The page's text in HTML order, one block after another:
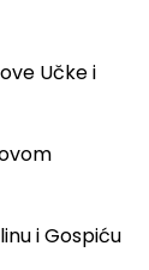
Učke i
i Gospiću